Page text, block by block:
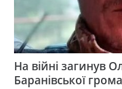
На війні загинув
Баранівської